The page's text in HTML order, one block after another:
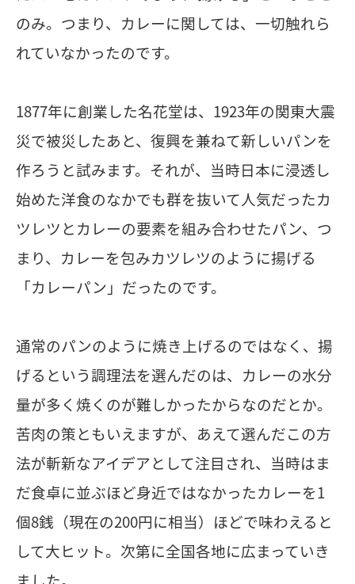
のみ。つまり、カレーに関しては、一切触れら
れていなかったのです。
1877年に創業した名花堂は、1923年の関東大震
災で被災したあと、復興を兼ねて新しいパンを
作ろうと試みます。それが、当時日本に浸透し
始めた洋食のなかでも群を抜いて人気だったカ
ツレツとカレーの要素を組み合わせたパン、つ
まり、カレーを包みカツレツのように揚げる
「カレーパン」だったのです。
通常のパンのように焼き上げるのではなく、揚
げるという調理法を選んだのは、カレーの水分
量が多く焼くのが難しかったからなのだとか。
苦肉の策ともいえますが、あえて選んだこの方
法が斬新なアイデアとして注目され、当時はま
だ食卓に並ぶほど身近ではなかったカレーを1
個8銭（現在の200円に相当）ほどで味わえると
して大ヒット。次第に全国各地に広まっていき
ました。